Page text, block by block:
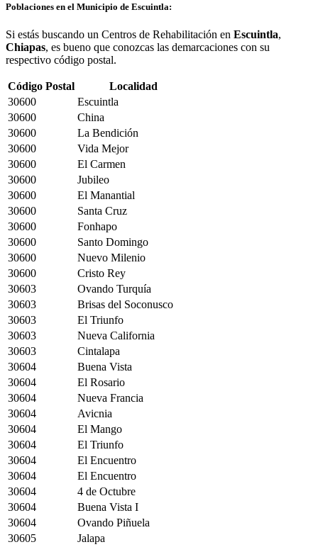
Poblaciones en el Municipio de Escuintla:
Si estás buscando un Centros de Rehabilitación en Escuintla,
Chiapas, es bueno que conozcas las demarcaciones con su
respectivo código postal.
Código Postal
Localidad
30600
Escuintla
30600
China
30600
La Bendición
30600
Vida Mejor
30600
El Carmen
30600
Jubileo
30600
El Manantial
30600
Santa Cruz
30600
Fonhapo
30600
Santo Domingo
30600
Nuevo Milenio
30600
Cristo Rey
30603
Ovando Turquía
30603
Brisas del Soconusco
30603
El Triunfo
30603
Nueva California
30603
Cintalapa
30604
Buena Vista
30604
El Rosario
30604
Nueva Francia
30604
Avicnia
30604
El Mango
30604
El Triunfo
30604
El Encuentro
30604
El Encuentro
30604
4 de Octubre
30604
Buena Vista I
30604
Ovando Piñuela
30605
Jalapa